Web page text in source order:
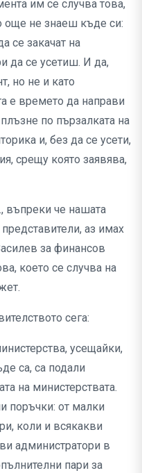
им се случва това,
още не знаеш къде си:
се закачат на
да се усетиш. И да,
но не и като
е времето да направи
по пързалката на
и, без да се усети,
срещу която заявява,
въпреки че нашата
аз имах
за финансов
което се случва на
сега:
усещайки,
са, са подали
на министерствата.
поръчки: от малки
коли и всякакви
администратори в
пари за